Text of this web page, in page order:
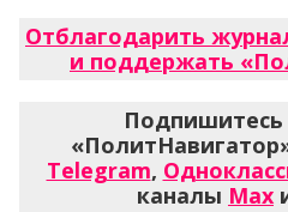
Отблагодарить
и поддержать
Подпишитесь
Telegram,
каналы Max